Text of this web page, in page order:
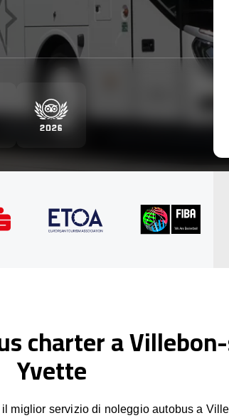
charter a
Yvette
miglior servizio di noleggio autobus a